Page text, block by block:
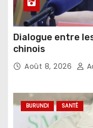
Dialogue entre
chinois
Août 8, 2026
BURUNDI SANTÉ